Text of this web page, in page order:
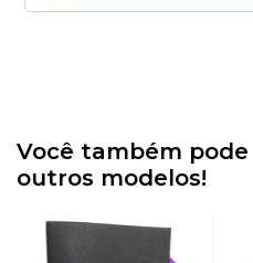
Você também
outros modelos!